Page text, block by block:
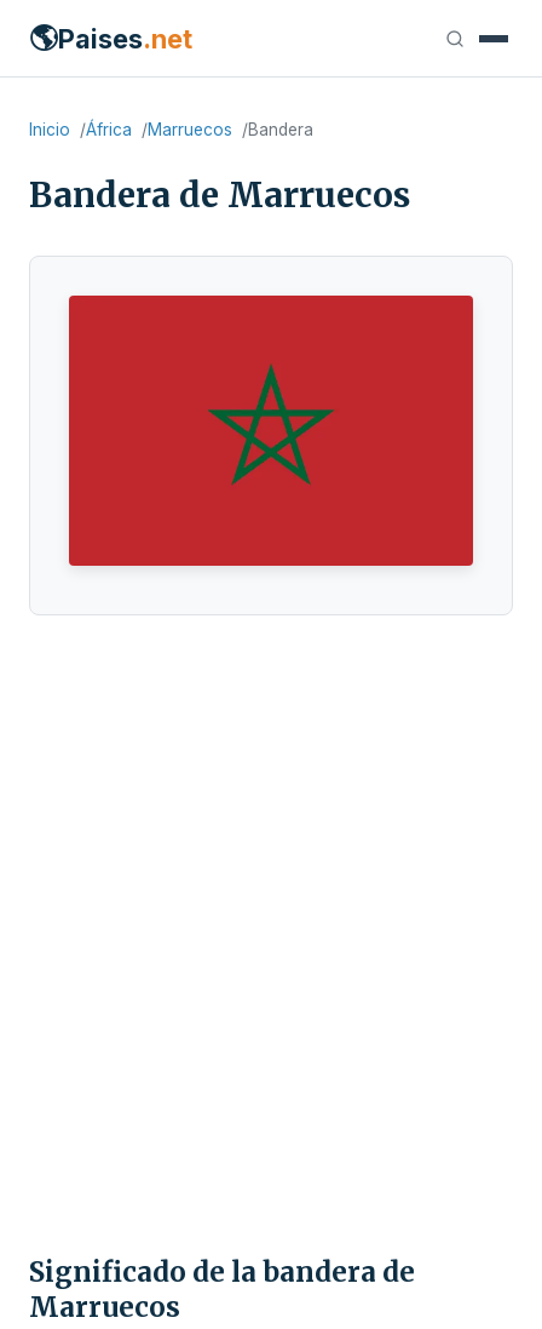
🌎Paises.net
Inicio África Marruecos Bandera
Bandera de Marruecos
Significado de la bandera de
Marruecos